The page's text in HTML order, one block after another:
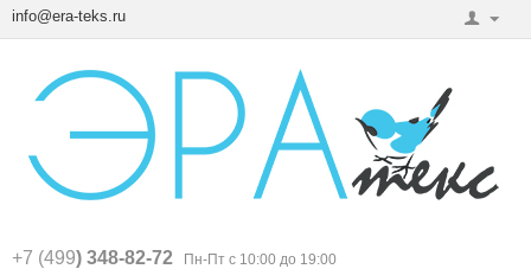
info@era-teks.ru
+7 (499) 348-82-72 Пн-Пт с 10:00 до 19:00